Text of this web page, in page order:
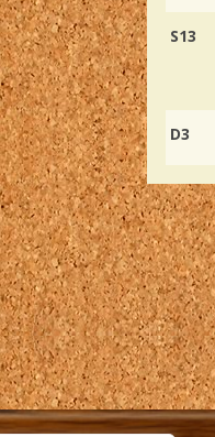
S13
D3